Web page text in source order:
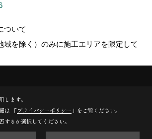
ついて
域を除く）のみに施工エリアを限定して
All Rights Reserved.
します。
は 「プライバシーポリシー 」をご覧ください。
るか選択してください。